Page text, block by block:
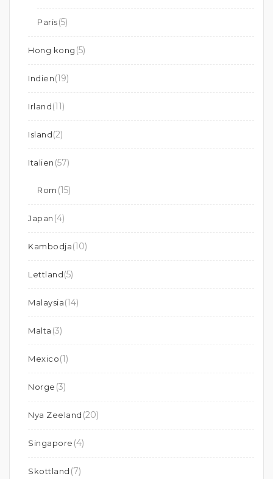
Paris(5)
Hong kong (5)
Indien(19)
Irland(11)
Island(2)
Italien (57)
Rom (15)
Japan (4)
Kambodja(10)
Lettland(5)
Malaysia(14)
Malta (3)
Mexico(1)
Norge (3)
Nya Zeeland (20)
Singapore (4)
Skottland (7)